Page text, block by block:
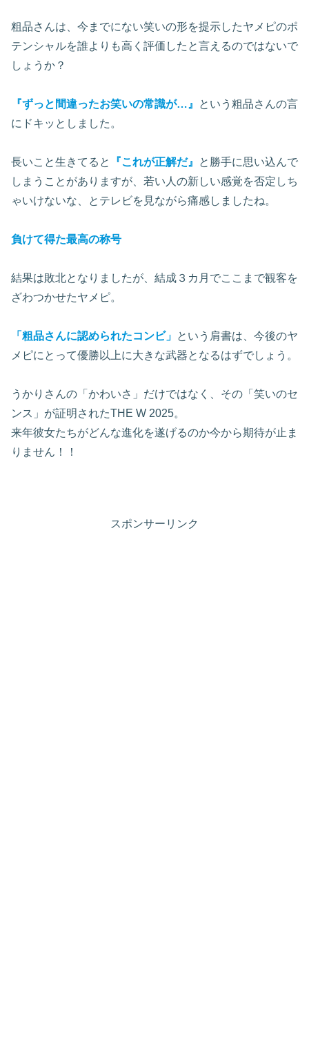
粗品さんは、今までにない笑いの形を提示したヤメピのポ
テンシャルを誰よりも高く評価したと言えるのではないで
しょうか？
『ずっと間違ったお笑いの常識が…』
という粗品さんの言
にドキッとしました。
長いこと生きてると 『これが正解だ』
と勝手に思い込んで
しまうことがありますが、若い人の新しい感覚を否定しち
ゃいけないな、とテレビを見ながら痛感しましたね。
負けて得た最高の称号
結果は敗北となりましたが、結成３カ月でここまで観客を
ざわつかせたヤメピ。
「粗品さんに認められたコンビ」 という肩書は、今後のヤ
メピにとって優勝以上に大きな武器となるはずでしょう。
うかりさんの「かわいさ」だけではなく、その「笑いのセ
ンス」が証明されたTHE W 2025。
来年彼女たちがどんな進化を遂げるのか今から期待が止ま
りません！！
スポンサーリンク